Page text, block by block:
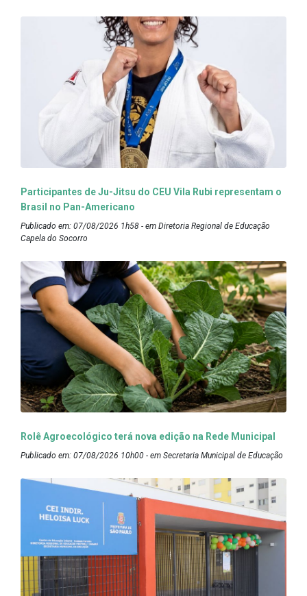
Participantes de Ju-Jitsu do CEU Vila Rubi representam o
Brasil no Pan-Americano
Publicado em: 07/08/2026 1h58 - em Diretoria Regional de Educação
Capela do Socorro
Rolê Agroecológico terá nova edição na Rede Municipal
Publicado em: 07/08/2026 10h00 - em Secretaria Municipal de Educação